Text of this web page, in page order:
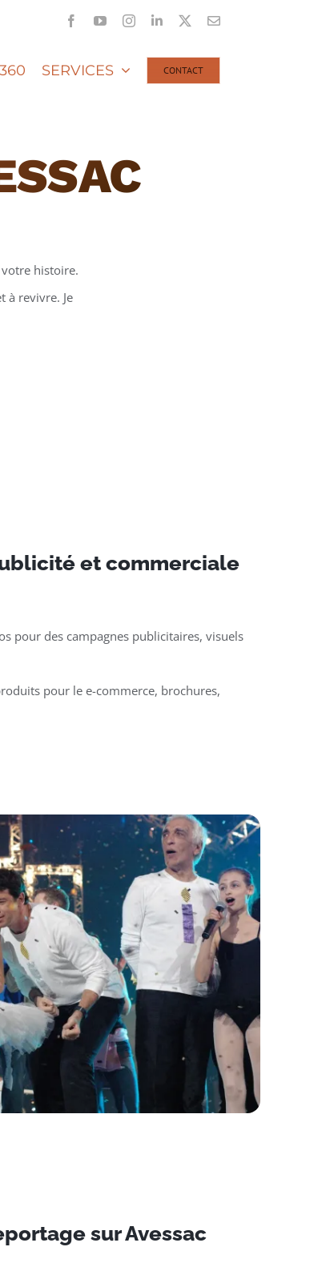
FacebookYouTubeInstagramLinkedIn Email
360 SERVICES CONTACT
histoire.
à revivre. Je
et commerciale
pour des campagnes publicitaires, visuels
pour le e-commerce, brochures,
sur Avessac